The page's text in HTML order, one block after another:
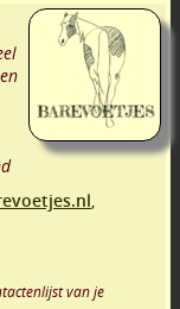
,
van je